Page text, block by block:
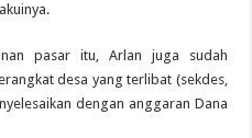
pasar itu, Arlan juga sudah
desa yang terlibat (sekdes,
dengan anggaran Dana